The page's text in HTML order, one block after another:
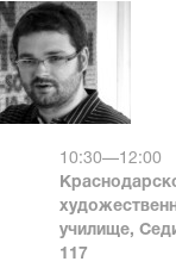
10:30—12:00
училище,
117